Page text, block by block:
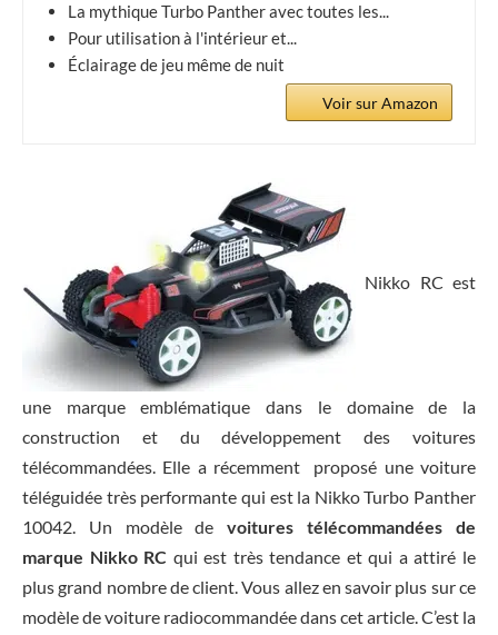
La mythique Turbo Panther avec toutes les...
Pour utilisation à l'intérieur et...
Éclairage de jeu même de nuit
Voir sur Amazon
Nikko RC est
une marque emblématique dans le domaine de la
construction et du développement des voitures
télécommandées. Elle a récemment proposé une voiture
téléguidée très performante qui est la Nikko Turbo Panther
10042. Un modèle devoitures télécommandées de
marque Nikko RC qui est très tendance et qui a attiré le
plus grand nombre de client. Vous allez en savoir plus sur ce
modèle de voiture radiocommandée dans cet article. C’est la